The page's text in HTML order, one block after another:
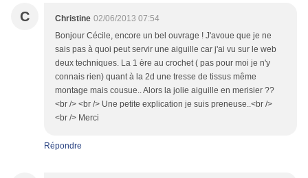
C Christine 02/06/2013 07:54
Bonjour Cécile, encore un bel ouvrage ! J'avoue que je ne
sais pas à quoi peut servir une aiguille car j'ai vu sur le web
deux techniques. La 1 ère au crochet ( pas pour moi je n'y
connais rien) quant à la 2d une tresse de tissus même
montage mais cousue.. Alors la jolie aiguille en merisier ??
<br /> <br /> Une petite explication je suis preneuse..<br />
<br /> Merci
Répondre